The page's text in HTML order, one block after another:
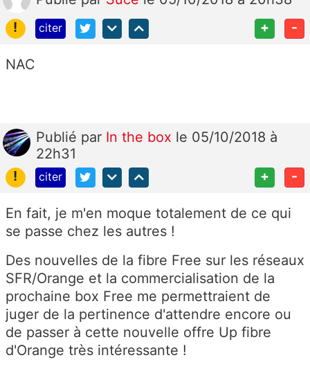
!
citer + -
NAC
Publié par In the box le 05/10/2018 à
22h31
!
citer + -
En fait, je m'en moque totalement de ce qui
se passe chez les autres !
Des nouvelles de la fibre Free sur les réseaux
SFR/Orange et la commercialisation de la
prochaine box Free me permettraient de
juger de la pertinence d'attendre encore ou
de passer à cette nouvelle offre Up fibre
d'Orange très intéressante !